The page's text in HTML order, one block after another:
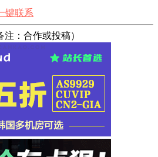
键联系
注：合作或投稿）